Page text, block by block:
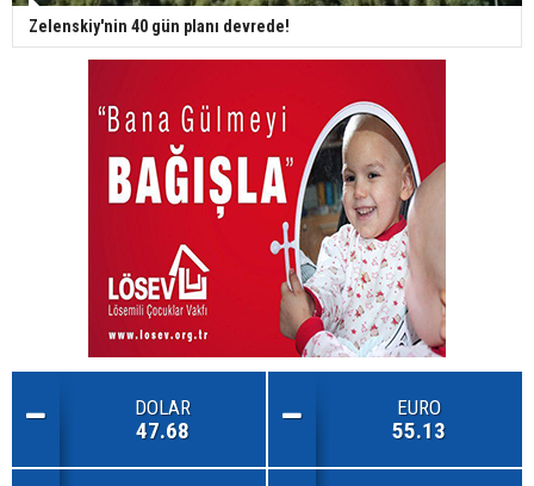
Zelenskiy'nin 40 gün planı devrede!
DOLAR
47.68
EURO
55.13